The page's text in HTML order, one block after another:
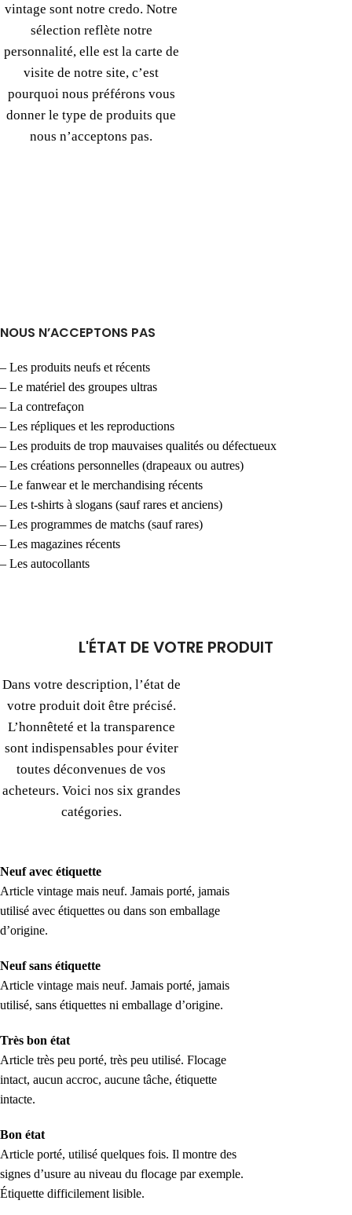
vintage sont notre credo. Notre
sélection reflète notre
personnalité, elle est la carte de
visite de notre site, c’est
pourquoi nous préférons vous
donner le type de produits que
nous n’acceptons pas.
NOUS N’ACCEPTONS PAS
– Les produits neufs et récents
– Le matériel des groupes ultras
– La contrefaçon
– Les répliques et les reproductions
– Les produits de trop mauvaises qualités ou défectueux
– Les créations personnelles (drapeaux ou autres)
– Le fanwear et le merchandising récents
– Les t-shirts à slogans (sauf rares et anciens)
– Les programmes de matchs (sauf rares)
– Les magazines récents
– Les autocollants
L'ÉTAT DE VOTRE PRODUIT
Dans votre description, l’état de
votre produit doit être précisé.
L’honnêteté et la transparence
sont indispensables pour éviter
toutes déconvenues de vos
acheteurs. Voici nos six grandes
catégories.
Neuf avec étiquette
Article vintage mais neuf. Jamais porté, jamais
utilisé avec étiquettes ou dans son emballage
d’origine.
Neuf sans étiquette
Article vintage mais neuf. Jamais porté, jamais
utilisé, sans étiquettes ni emballage d’origine.
Très bon état
Article très peu porté, très peu utilisé. Flocage
intact, aucun accroc, aucune tâche, étiquette
intacte.
Bon état
Article porté, utilisé quelques fois. Il montre des
signes d’usure au niveau du flocage par exemple.
Étiquette difficilement lisible.